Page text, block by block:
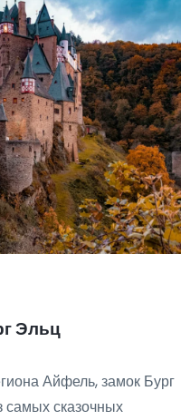
Эльц
Айфель, замок Бург
самых сказочных